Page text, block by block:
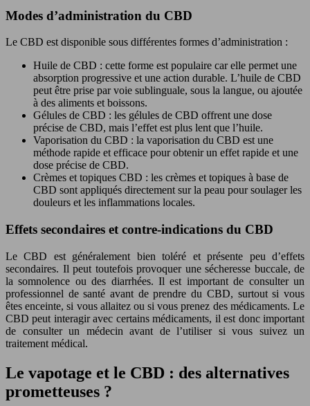
Modes d’administration du CBD
Le CBD est disponible sous différentes formes d’administration :
Huile de CBD : cette forme est populaire car elle permet une
absorption progressive et une action durable. L’huile de CBD
peut être prise par voie sublinguale, sous la langue, ou ajoutée
à des aliments et boissons.
Gélules de CBD : les gélules de CBD offrent une dose
précise de CBD, mais l’effet est plus lent que l’huile.
Vaporisation du CBD : la vaporisation du CBD est une
méthode rapide et efficace pour obtenir un effet rapide et une
dose précise de CBD.
Crèmes et topiques CBD : les crèmes et topiques à base de
CBD sont appliqués directement sur la peau pour soulager les
douleurs et les inflammations locales.
Effets secondaires et contre-indications du CBD
Le CBD est généralement bien toléré et présente peu d’effets
secondaires. Il peut toutefois provoquer une sécheresse buccale, de
la somnolence ou des diarrhées. Il est important de consulter un
professionnel de santé avant de prendre du CBD, surtout si vous
êtes enceinte, si vous allaitez ou si vous prenez des médicaments. Le
CBD peut interagir avec certains médicaments, il est donc important
de consulter un médecin avant de l’utiliser si vous suivez un
traitement médical.
Le vapotage et le CBD : des alternatives
prometteuses ?